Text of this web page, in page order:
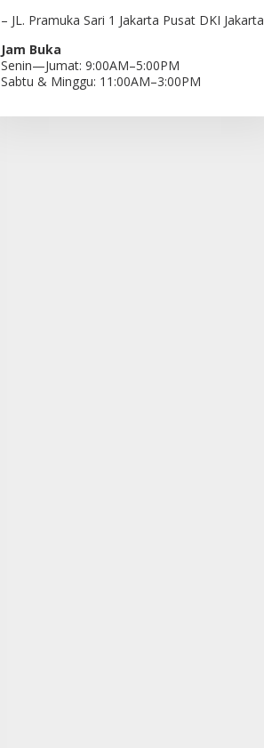
– JL. Pramuka Sari 1 Jakarta Pusat DKI Jakarta
Jam Buka
Senin—Jumat: 9:00AM–5:00PM
Sabtu & Minggu: 11:00AM–3:00PM